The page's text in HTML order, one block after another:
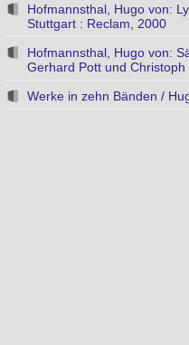
Hofmannsthal, Hugo von:
Stuttgart : Reclam, 2000
Hofmannsthal, Hugo von:
Gerhard Pott und
Werke in zehn Bänden /